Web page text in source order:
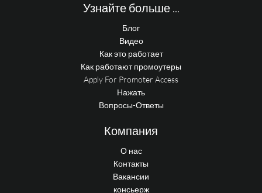
Узнайте больше ...
Блог
Видео
Как это работает
Как работают промоутеры
Apply For Promoter Access
Нажать
Вопросы-Ответы
Компания
О нас
Контакты
Вакансии
консьерж